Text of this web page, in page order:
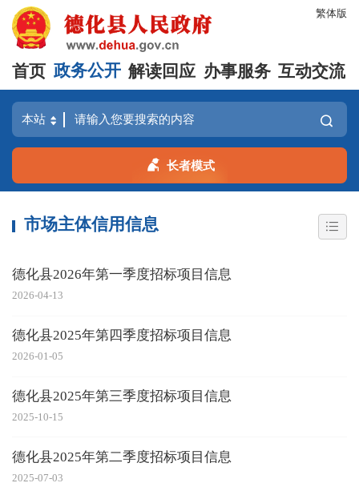
繁体版
首页 政务公开 解读回应 办事服务 互动交流
长者模式
市场主体信用信息
德化县2026年第一季度招标项目信息
2026-04-13
德化县2025年第四季度招标项目信息
2026-01-05
德化县2025年第三季度招标项目信息
2025-10-15
德化县2025年第二季度招标项目信息
2025-07-03